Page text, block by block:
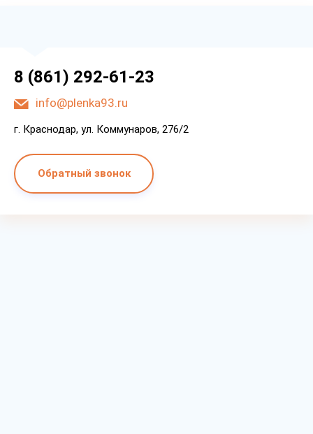
8 (861) 292-61-23
info@plenka93.ru
г. Краснодар, ул. Коммунаров, 276/2
Обратный звонок